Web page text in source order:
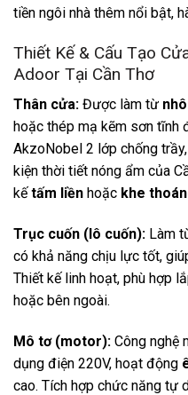
tiền ngôi nhà thêm nổi bật,
Thiết Kế & Cấu Tạo
Adoor Tại Cần Thơ
Thân cửa: Được làm từ
hoặc thép mạ kẽm sơn tĩnh
AkzoNobel 2 lớp chống
kiện thời tiết nóng ẩm của
kếtấm liền hoặc khe
Trục cuốn (lô cuốn): Làm
có khả năng chịu lực tốt,
Thiết kế linh hoạt, phù hợp
hoặc bên ngoài.
Mô tơ (motor): Công nghệ
dụng điện 220V, hoạt động
cao. Tích hợp chức năng tự